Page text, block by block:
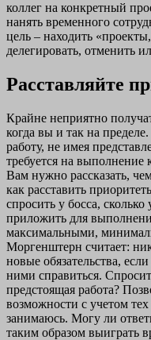
коллег на конкретный
нанять временного
цель – находить
делегировать, отменить
Расставляйте
Крайне неприятно
когда вы и так на
работу, не имея
требуется на выполнение
Вам нужно рассказать,
как расставить
спросить у босса,
приложить для
максимальными,
Моргенштерн считает:
новые обязательства,
ними справиться.
предстоящая работа?
возможности с учетом
занимаюсь. Могу ли
таким образом выиграть